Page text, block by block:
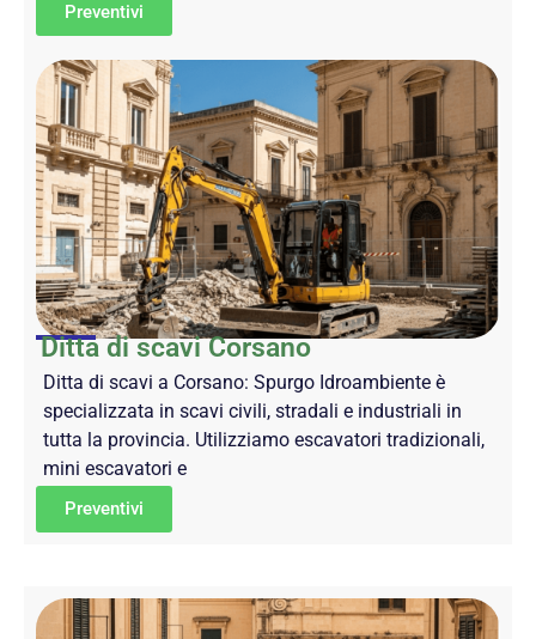
Preventivi
Ditta di scavi Corsano
Ditta di scavi a Corsano: Spurgo Idroambiente è
specializzata in scavi civili, stradali e industriali in
tutta la provincia. Utilizziamo escavatori tradizionali,
mini escavatori e
Preventivi